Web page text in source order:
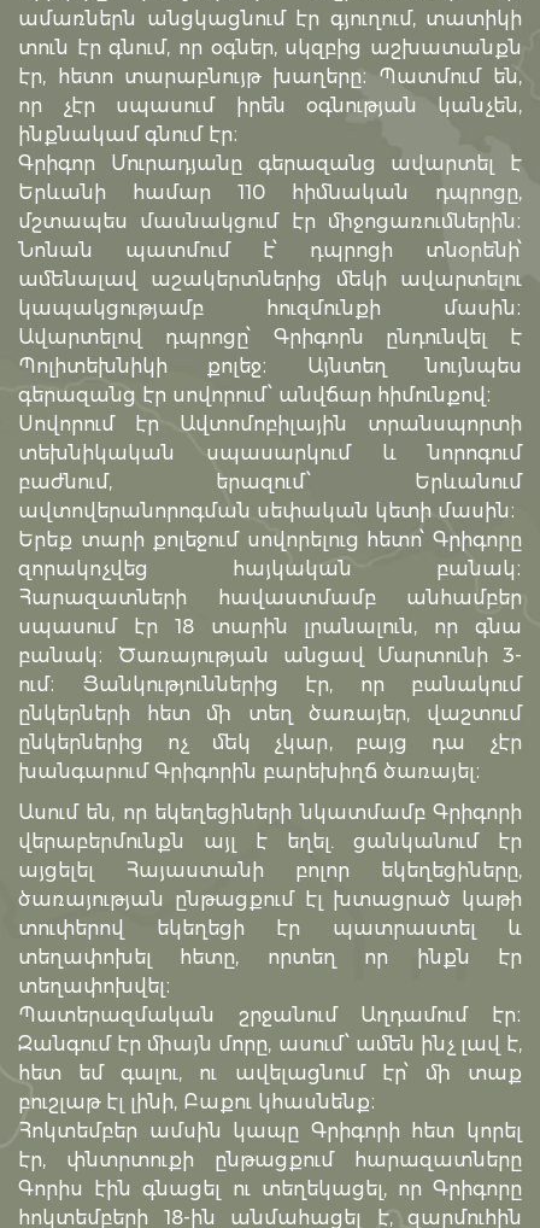
ամառներն անցկացնում էր գյուղում, տատիկի
տուն էր գնում, որ օգներ, սկզբից աշխատանքն
էր, հետո տարաբնույթ խաղերը։ Պատմում են,
որ չէր սպասում իրեն օգնության կանչեն,
ինքնակամ գնում էր։
Գրիգոր Մուրադյանը գերազանց ավարտել է
Երևանի համար 110 հիմնական դպրոցը,
մշտապես մասնակցում էր միջոցառումներին։
Նոնան պատմում է՝ դպրոցի տնօրենի՝
ամենալավ աշակերտներից մեկի ավարտելու
կապակցությամբ հուզմունքի մասին։
Ավարտելով դպրոցը՝ Գրիգորն ընդունվել է
Պոլիտեխնիկի քոլեջ։ Այնտեղ նույնպես
գերազանց էր սովորում՝ անվճար հիմունքով։
Սովորում էր Ավտոմոբիլային տրանսպորտի
տեխնիկական սպասարկում և նորոգում
բաժնում, երազում՝ Երևանում
ավտովերանորոգման սեփական կետի մասին։
Երեք տարի քոլեջում սովորելուց հետո՝ Գրիգորը
զորակոչվեց հայկական բանակ։
Հարազատների հավաստմամբ անհամբեր
սպասում էր 18 տարին լրանալուն, որ գնա
բանակ։ Ծառայության անցավ Մարտունի 3-
ում։ Ցանկություններից էր, որ բանակում
ընկերների հետ մի տեղ ծառայեր, վաշտում
ընկերներից ոչ մեկ չկար, բայց դա չէր
խանգարում Գրիգորին բարեխիղճ ծառայել։
Ասում են, որ եկեղեցիների նկատմամբ Գրիգորի
վերաբերմունքն այլ է եղել. ցանկանում էր
այցելել Հայաստանի բոլոր եկեղեցիները,
ծառայության ընթացքում էլ խտացրած կաթի
տուփերով եկեղեցի էր պատրաստել և
տեղափոխել հետը, որտեղ որ ինքն էր
տեղափոխվել։
Պատերազմական շրջանում Աղդամում էր։
Զանգում էր միայն մորը, ասում՝ ամեն ինչ լավ է,
հետ եմ գալու, ու ավելացնում էր՝ մի տաք
բուշլաթ էլ լինի, Բաքու կհասնենք։
Հոկտեմբեր ամսին կապը Գրիգորի հետ կորել
էր, փնտրտուքի ընթացքում հարազատները
Գորիս էին գնացել ու տեղեկացել, որ Գրիգորը
հոկտեմբերի 18-ին անմահացել է, զարմուհին